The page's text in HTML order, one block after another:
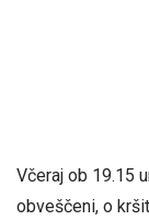
Včeraj ob 19.15
obveščeni, o